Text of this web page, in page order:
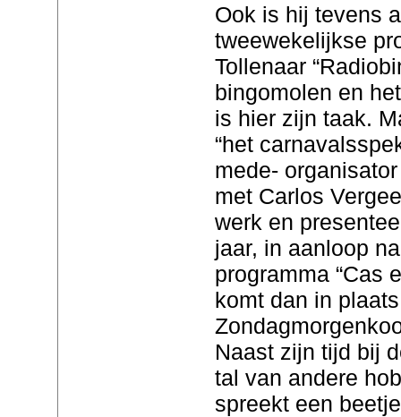
Ook is hij tevens
tweewekelijkse
Tollenaar
bingomolen en
is hier zijn taak.
“het
mede-
met Carlos
werk en
jaar, in aanloop
programma “Cas
komt dan in
Naast zijn tijd bij
tal van andere
spreekt een